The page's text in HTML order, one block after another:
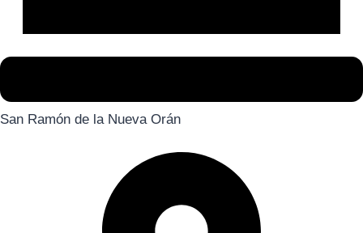
San Ramón de la Nueva Orán